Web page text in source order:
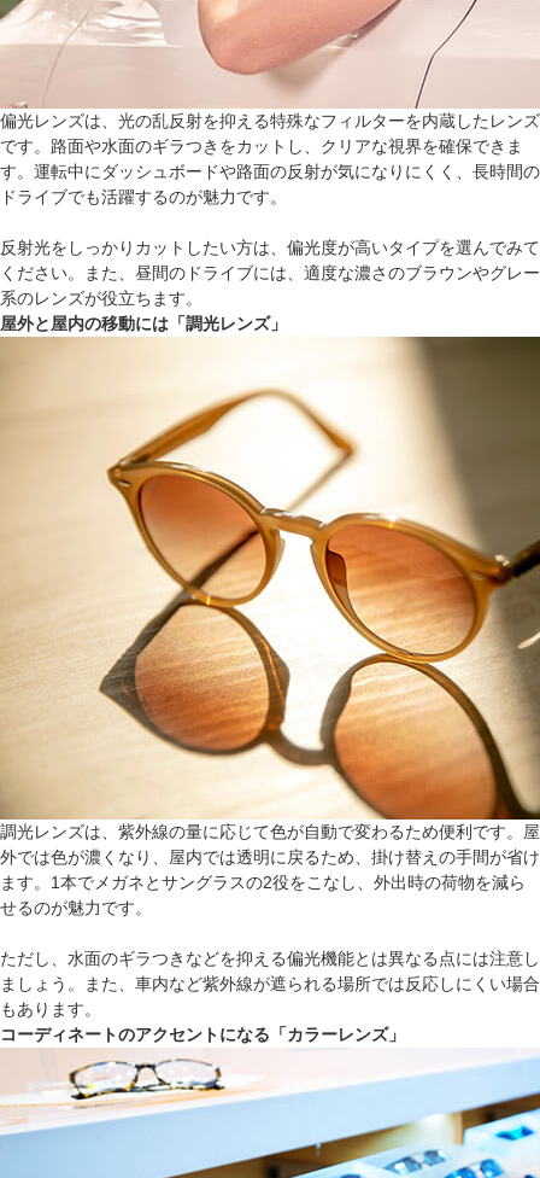
偏光レンズは、光の乱反射を抑える特殊なフィルターを内蔵したレンズ
です。路面や水面のギラつきをカットし、クリアな視界を確保できま
す。運転中にダッシュボードや路面の反射が気になりにくく、長時間の
ドライブでも活躍するのが魅力です。
反射光をしっかりカットしたい方は、偏光度が高いタイプを選んでみて
ください。また、昼間のドライブには、適度な濃さのブラウンやグレー
系のレンズが役立ちます。
屋外と屋内の移動には「調光レンズ」
調光レンズは、紫外線の量に応じて色が自動で変わるため便利です。屋
外では色が濃くなり、屋内では透明に戻るため、掛け替えの手間が省け
ます。1本でメガネとサングラスの2役をこなし、外出時の荷物を減ら
せるのが魅力です。
ただし、水面のギラつきなどを抑える偏光機能とは異なる点には注意し
ましょう。また、車内など紫外線が遮られる場所では反応しにくい場合
もあります。
コーディネートのアクセントになる「カラーレンズ」